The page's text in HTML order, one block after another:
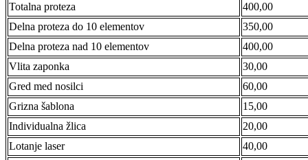
Totalna proteza
400,00
Delna proteza do 10 elementov
350,00
Delna proteza nad 10 elementov
400,00
Vlita zaponka
30,00
Gred med nosilci
60,00
Grizna šablona
15,00
Individualna žlica
20,00
Lotanje laser
40,00